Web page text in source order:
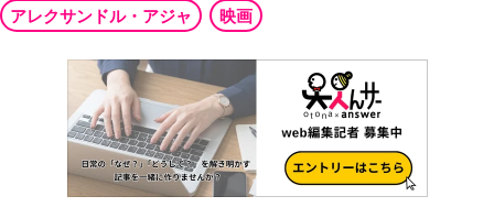
アレクサンドル・アジャ 映画